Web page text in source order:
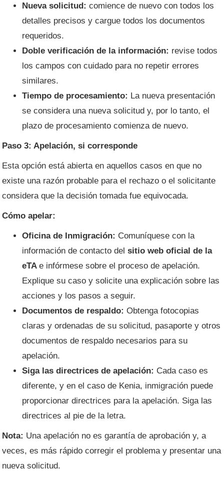
Nueva solicitud: comience de nuevo con todos los
detalles precisos y cargue todos los documentos
requeridos.
Doble verificación de la información: revise todos
los campos con cuidado para no repetir errores
similares.
Tiempo de procesamiento: La nueva presentación
se considera una nueva solicitud y, por lo tanto, el
plazo de procesamiento comienza de nuevo.
Paso 3: Apelación, si corresponde
Esta opción está abierta en aquellos casos en que no
existe una razón probable para el rechazo o el solicitante
considera que la decisión tomada fue equivocada.
Cómo apelar:
Oficina de Inmigración: Comuníquese con la
información de contacto del sitio web oficial de la
eTA e infórmese sobre el proceso de apelación.
Explique su caso y solicite una explicación sobre las
acciones y los pasos a seguir.
Documentos de respaldo: Obtenga fotocopias
claras y ordenadas de su solicitud, pasaporte y otros
documentos de respaldo necesarios para su
apelación.
Siga las directrices de apelación: Cada caso es
diferente, y en el caso de Kenia, inmigración puede
proporcionar directrices para la apelación. Siga las
directrices al pie de la letra.
Nota: Una apelación no es garantía de aprobación y, a
veces, es más rápido corregir el problema y presentar una
nueva solicitud.